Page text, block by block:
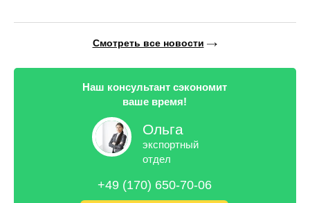
Смотреть все новости
Наш консультант сэкономит
ваше время!
Ольга
экспортный
отдел
+49 (170) 650-70-06